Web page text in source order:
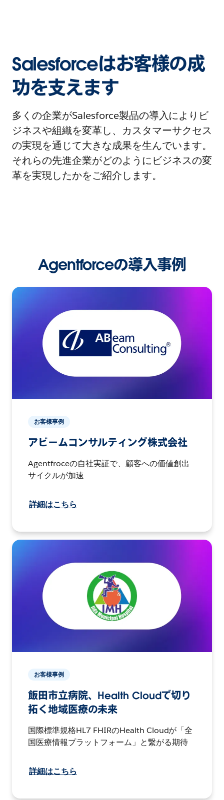
Salesforceはお客様の成
功を支えます
多くの企業がSalesforce製品の導入によりビ
ジネスや組織を変革し、カスタマーサクセス
の実現を通じて大きな成果を生んでいます。
それらの先進企業がどのようにビジネスの変
革を実現したかをご紹介します。
Agentforceの導入事例
お客様事例
アビームコンサルティング株式会社
Agentfroceの自社実証で、顧客への価値創出
サイクルが加速
詳細はこちら
お客様事例
飯田市立病院、Health Cloudで切り
拓く地域医療の未来
国際標準規格HL7 FHIRのHealth Cloudが「全
国医療情報プラットフォーム」と繋がる期待
詳細はこちら